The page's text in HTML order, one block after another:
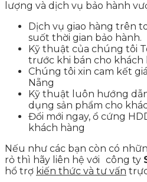
lượng và dịch vụ bảo hành
Dịch vụ giao hàng trên
suốt thời gian bảo hành.
Kỹ thuật của chúng tôi
trước khi bán cho khách
Chúng tôi xin cam kết
Nẵng
Kỹ thuật luôn hướng
dụng sản phẩm cho
Đổi mới ngay, ổ cứng
khách hàng
Nếu như các bạn còn có
rỏ thì hãy liên hệ với công ty
hổ trợ kiến thức và tư vấn